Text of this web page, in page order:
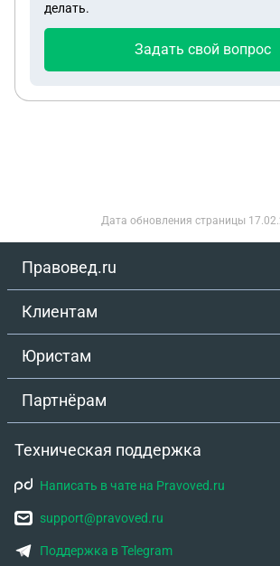
делать.
Задать свой вопрос
Дата обновления страницы
Правовед.ru
Клиентам
Юристам
Партнёрам
Техническая поддержка
Написать в чате на Pravoved.ru
support@pravoved.ru
Поддержка в Telegram